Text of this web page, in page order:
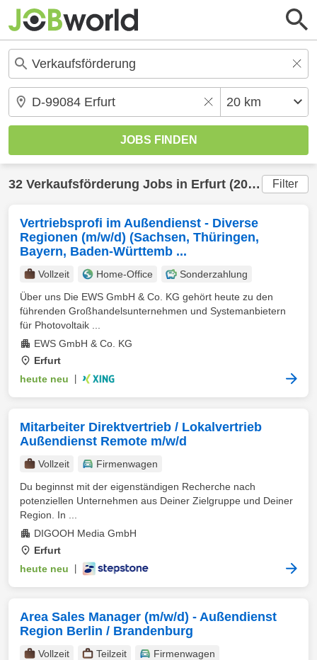
32 Verkaufsförderung Jobs in Erfurt (20 km) gefunden Filter
Vertriebsprofi im Außendienst - Diverse
Regionen (m/w/d) (Sachsen, Thüringen,
Bayern, Baden-Württemb ...
Vollzeit Home-Office
Sonderzahlung
Über uns Die EWS GmbH & Co. KG gehört heute zu den
führenden Großhandelsunternehmen und Systemanbietern
für Photovoltaik ...
EWS GmbH & Co. KG
Erfurt
heute neu
Mitarbeiter Direktvertrieb / Lokalvertrieb
Außendienst Remote m/w/d
Vollzeit
Firmenwagen
Du beginnst mit der eigenständigen Recherche nach
potenziellen Unternehmen aus Deiner Zielgruppe und Deiner
Region. In ...
DIGOOH Media GmbH
Erfurt
heute neu
Area Sales Manager (m/w/d) - Außendienst
Region Berlin / Brandenburg
Vollzeit Teilzeit
Firmenwagen